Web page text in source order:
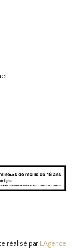
réalisé par L'Agence